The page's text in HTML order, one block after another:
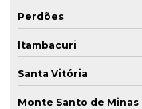
Perdões
Itambacuri
Santa Vitória
Monte Santo de Minas